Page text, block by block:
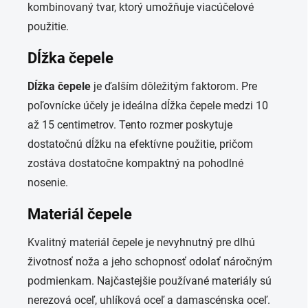
kombinovaný tvar, ktorý umožňuje viacúčelové
použitie.
Dĺžka čepele
Dĺžka čepele je ďalším dôležitým faktorom. Pre
poľovnícke účely je ideálna dĺžka čepele medzi 10
až 15 centimetrov. Tento rozmer poskytuje
dostatočnú dĺžku na efektívne použitie, pričom
zostáva dostatočne kompaktný na pohodlné
nosenie.
Materiál čepele
Kvalitný materiál čepele je nevyhnutný pre dlhú
životnosť noža a jeho schopnosť odolať náročným
podmienkam. Najčastejšie používané materiály sú
nerezová oceľ, uhlíková oceľ a damascénska oceľ.